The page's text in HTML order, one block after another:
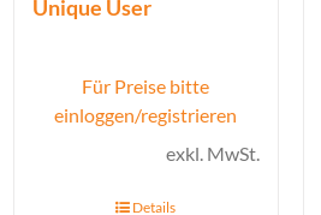
Unique User
Für Preise bitte
einloggen/registrieren
exkl. MwSt.
Details